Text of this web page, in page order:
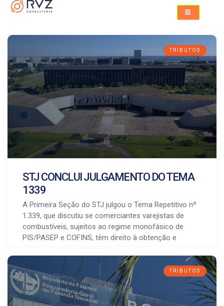
TRIBUTOS
STJ CONCLUI JULGAMENTO DO TEMA
1339
A Primeira Seção do STJ julgou o Tema Repetitivo nº
1.339, que discutiu se comerciantes varejistas de
combustíveis, sujeitos ao regime monofásico de
PIS/PASEP e COFINS, têm direito à obtenção e
TRIBUTOS